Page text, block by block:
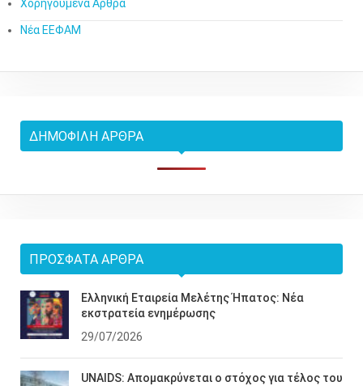
Χορηγούμενα Άρθρα
Νέα ΕΕΦΑΜ
ΔΗΜΟΦΙΛΉ ΆΡΘΡΑ
ΠΡΌΣΦΑΤΑ ΆΡΘΡΑ
Ελληνική Εταιρεία Μελέτης Ήπατος: Νέα
εκστρατεία ενημέρωσης
29/07/2026
UNAIDS: Απομακρύνεται ο στόχος για τέλος του